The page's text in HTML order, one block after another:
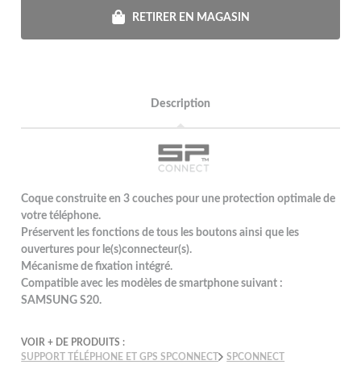
RETIRER EN MAGASIN
Description
Coque construite en 3 couches pour une protection optimale de
votre téléphone.
Préservent les fonctions de tous les boutons ainsi que les
ouvertures pour le(s)connecteur(s).
Mécanisme de fixation intégré.
Compatible avec les modèles de smartphone suivant :
SAMSUNG S20.
VOIR + DE PRODUITS :
SUPPORT TÉLÉPHONE ET GPS SPCONNECT
SPCONNECT